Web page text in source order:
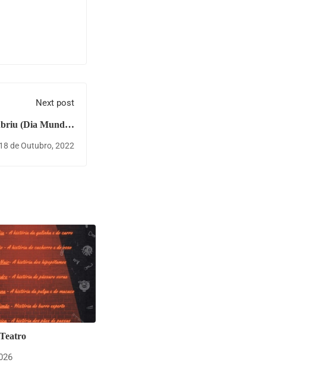
Next post
(Dia Mundial
18 de Outubro, 2022